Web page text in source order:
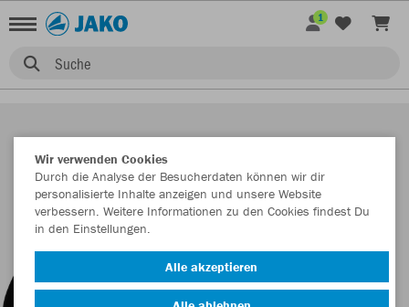
Suche
1
Wir verwenden Cookies
Durch die Analyse der Besucherdaten können wir dir
personalisierte Inhalte anzeigen und unsere Website
verbessern. Weitere Informationen zu den Cookies findest Du
in den Einstellungen.
Alle akzeptieren